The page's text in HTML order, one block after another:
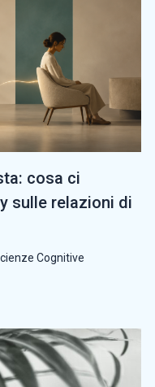
cosa ci
sulle relazioni di
Cognitive